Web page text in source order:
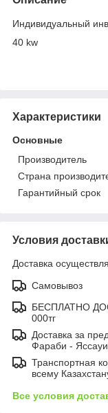
Индивидуальный
40 kw
Характеристики
Основные
Производитель
Страна
Гарантийный срок
Условия
Доставка
Самовывоз
БЕСПЛАТНО
000тг
Доставка за
Фараби - Яссауи
Транспортная
всему
Все условия